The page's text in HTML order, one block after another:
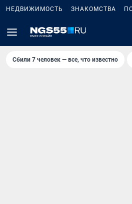
НЕДВИЖИМОСТЬ ЗНАКОМСТВА
Сбили 7 человек — все, что известно